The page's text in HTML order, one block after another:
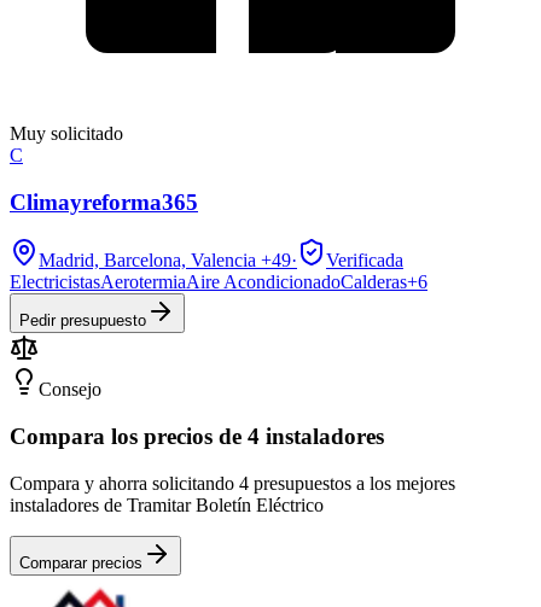
Muy solicitado
C
Climayreforma365
Madrid, Barcelona, Valencia +49·
Verificada
ElectricistasAerotermiaAire AcondicionadoCalderas+6
Pedir presupuesto
Consejo
Compara los precios de 4 instaladores
Compara y ahorra solicitando 4 presupuestos a los mejores
instaladores de Tramitar Boletín Eléctrico
Comparar precios